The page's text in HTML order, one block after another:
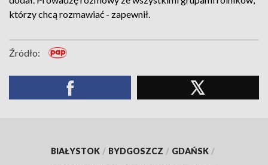
którzy chcą rozmawiać - zapewnił.
Źródło:
BIAŁYSTOK / BYDGOSZCZ / GDAŃSK /